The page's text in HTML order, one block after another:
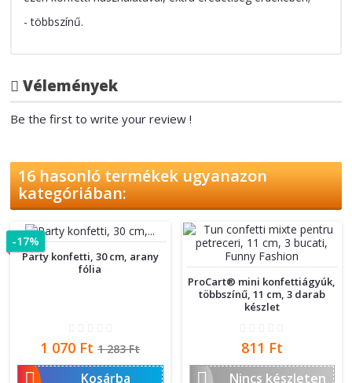
- többszínű.
Vélemények
Be the first to write your review !
16 hasonló termékek ugyanazon
kategóriában:
Party konfetti, 30 cm, arany
fólia
Ár
1 070 Ft Normál
ár
1 283 Ft
 Kosárba
-17%
ProCart® mini konfettiágyúk,
többszínű, 11 cm, 3 darab
készlet
Ár
811 Ft
 Nincs készleten